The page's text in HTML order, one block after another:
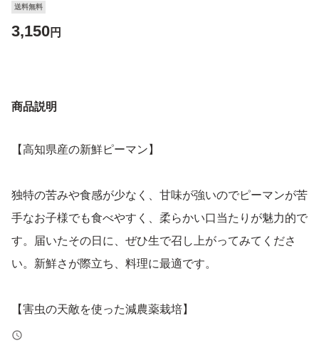
送料無料
3,150円
商品説明
【高知県産の新鮮ピーマン】
独特の苦みや食感が少なく、甘味が強いのでピーマンが苦
手なお子様でも食べやすく、柔らかい口当たりが魅力的で
す。届いたその日に、ぜひ生で召し上がってみてくださ
い。新鮮さが際立ち、料理に最適です。
【害虫の天敵を使った減農薬栽培】